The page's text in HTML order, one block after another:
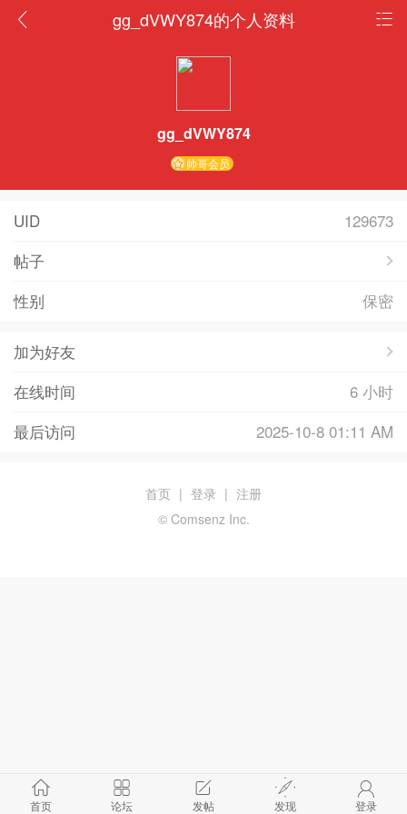
gg_dVWY874的个人资料
gg_dVWY874
帅哥会员
UID
129673
帖子
性别
保密
加为好友
在线时间
6 小时
最后访问
2025-10-8 01:11 AM
首页 论坛 发帖 发现 登录
首页 | 登录 | 注册
© Comsenz Inc.